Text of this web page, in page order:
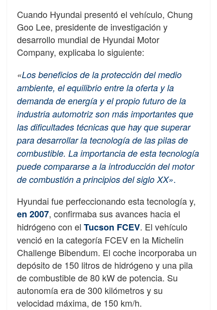
Cuando Hyundai presentó el vehículo, Chung
Goo Lee, presidente de investigación y
desarrollo mundial de Hyundai Motor
Company, explicaba lo siguiente:
«Los beneficios de la protección del medio
ambiente, el equilibrio entre la oferta y la
demanda de energía y el propio futuro de la
industria automotriz son más importantes que
las dificultades técnicas que hay que superar
para desarrollar la tecnología de las pilas de
combustible. La importancia de esta tecnología
puede compararse a la introducción del motor
de combustión a principios del siglo XX».
Hyundai fue perfeccionando esta tecnología y,
en 2007, confirmaba sus avances hacia el
hidrógeno con el Tucson FCEV. El vehículo
venció en la categoría FCEV en la Michelin
Challenge Bibendum. El coche incorporaba un
depósito de 150 litros de hidrógeno y una pila
de combustible de 80 kW de potencia. Su
autonomía era de 300 kilómetros y su
velocidad máxima, de 150 km/h.